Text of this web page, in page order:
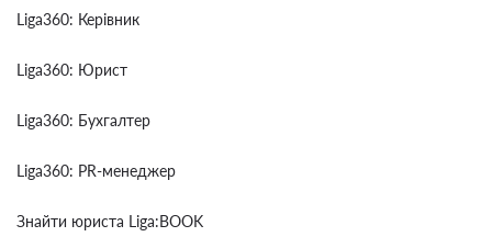
Liga360: Керівник
Liga360: Юрист
Liga360: Бухгалтер
Liga360: PR-менеджер
Знайти юриста Liga:BOOK